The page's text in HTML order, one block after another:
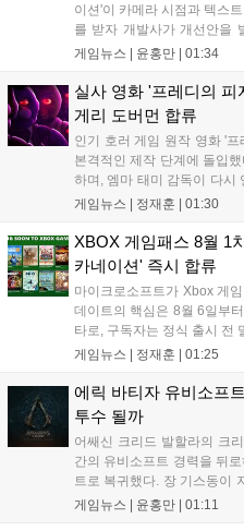
이션'이 카메라 시점과 텍스
를 받자 개발사가 개선안을
를 통해 1주일 이내에 카메
유저 피드백을 적극 수용해
치가 게임의 평가를 반전시킬
게임뉴스 | 윤홍만 01:34
실사 영화 '프레디의
게리 도버먼 합류
인기 호러 게임 원작 영화 '
본격적인 제작 단계에 돌입
하며, 엠마 태미 감독이 다시
정했다. 제작은 블룸하우스
되지 않았으며, 향후 제작진
정이다....
게임뉴스 | 정재훈 01:30
XBOX 게임패스 8월 1
카네이션' 즉시 합류
마이크로소프트가 Xbox 게
데이트의 핵심은 8월 6일부
타로, 구독자는 정식 출시 전
스트 오브 리인카네이션' 등
게임 패스를 통해 최신 퍼스
솔, PC, 클라우드 환경에서
다....
게임뉴스 | 정재훈 01:25
에릭 바티자 유비소프
투수 될까
어쌔신 크리드 발할라의 크
간의 유비소프트 경력을 뒤
트로 복귀했다. 장 기스동이
으며, 구체적인 담당 업무는
게임뉴스 | 윤홍만 01:11